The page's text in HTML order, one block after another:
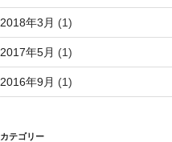
2018年3月 (1)
2017年5月 (1)
2016年9月 (1)
カテゴリー